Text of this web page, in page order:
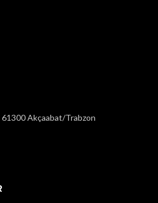
Akçaabat/Trabzon